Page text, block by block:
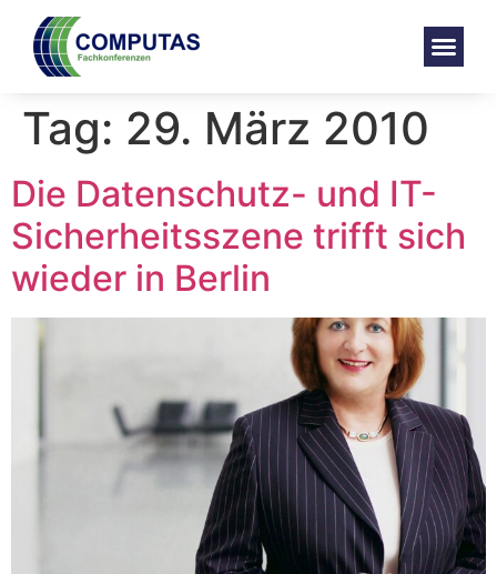
Tag: 29. März 2010
Die Datenschutz- und IT-
Sicherheitsszene trifft sich
wieder in Berlin